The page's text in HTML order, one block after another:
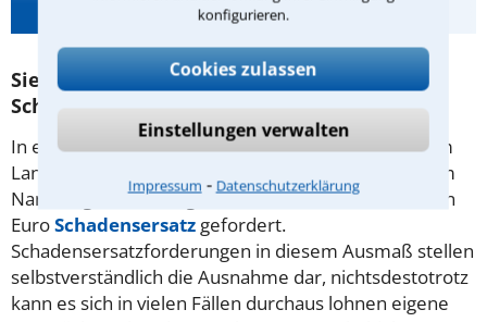
konfigurieren.
Cookies zulassen
Einstellungen verwalten
Impressum ⁃ Datenschutzerklärung
Schadensersatz
Sie möchten Ihnen zustehenden
Schadensersatz in Dortmund einfordern?
In einem medienwirksamen Prozess, der derzeit am
Landgericht Dortmund verhandelt wird, werden vom
Namensgeber des Signal-Iduna-Parks eine Milliarden
EuroSchadensersatz gefordert.
Schadensersatzforderungen in diesem Ausmaß stellen
selbstverständlich die Ausnahme dar, nichtsdestotrotz
kann es sich in vielen Fällen durchaus lohnen eigene